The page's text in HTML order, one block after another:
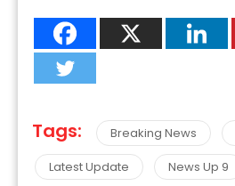
Tags: Breaking News
Latest Update
News Up 9